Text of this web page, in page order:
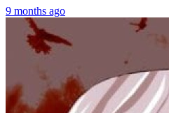
9 months ago